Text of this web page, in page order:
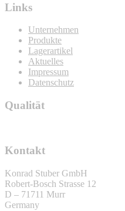
Links
Unternehmen
Produkte
Lagerartikel
Aktuelles
Impressum
Datenschutz
Qualität
Kontakt
Konrad Stuber GmbH
Robert-Bosch Strasse 12
D – 71711 Murr
Germany